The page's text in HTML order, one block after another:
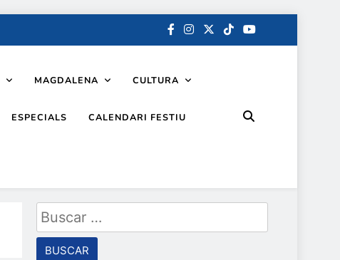
MAGDALENA CULTURA
ESPECIALS CALENDARI FESTIU
Buscar: